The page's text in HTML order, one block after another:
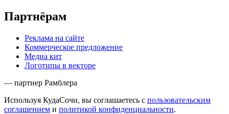
Партнёрам
Реклама на сайте
Коммерческое предложение
Медиа кит
Логотипы в векторе
— партнер Рамблера
Используя КудаСочи, вы соглашаетесь с пользовательским
соглашением и политикой конфиденциальности.